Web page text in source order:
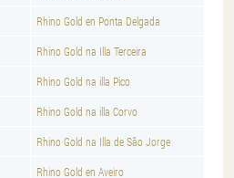
Rhino Gold en Ponta Delgada
Rhino Gold na Illa Terceira
Rhino Gold na illa Pico
Rhino Gold na illa Corvo
Rhino Gold na Illa de São Jorge
Rhino Gold en Aveiro